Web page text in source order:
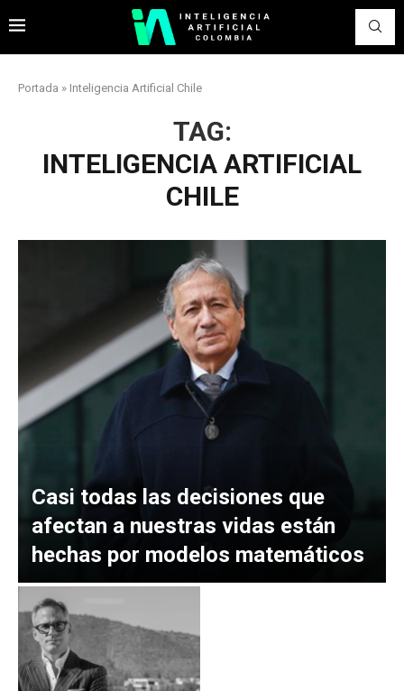
Portada » Inteligencia Artificial Chile
TAG:
INTELIGENCIA ARTIFICIAL
CHILE
Casi todas las decisiones que
afectan a nuestras vidas están
hechas por modelos matemáticos